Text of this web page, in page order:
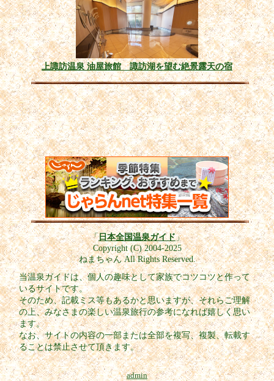
上諏訪温泉 油屋旅館 諏訪湖を望む絶景露天の宿
「日本全国温泉ガイド」
Copyright (C) 2004-2025
ねまちゃん All Rights Reserved.
当温泉ガイドは、個人の趣味として家族でコツコツと作って
いるサイトです。
そのため、記載ミス等もあるかと思いますが、それらご理解
の上、みなさまの楽しい温泉旅行の参考になれば嬉しく思い
ます。
なお、サイトの内容の一部または全部を複写、複製、転載す
ることは禁止させて頂きます。
admin